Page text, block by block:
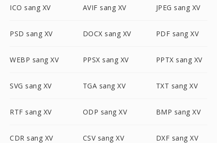
ICO sang XV AVIF sang XV JPEG sang XV
PSD sang XV DOCX sang XV PDF sang XV
WEBP sang XV PPSX sang XV PPTX sang XV
SVG sang XV TGA sang XV TXT sang XV
RTF sang XV ODP sang XV BMP sang XV
CDR sang XV CSV sang XV DXF sang XV